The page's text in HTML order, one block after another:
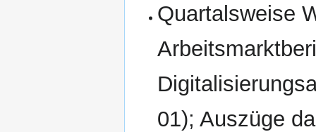
Quartalsweise
01); Auszüge